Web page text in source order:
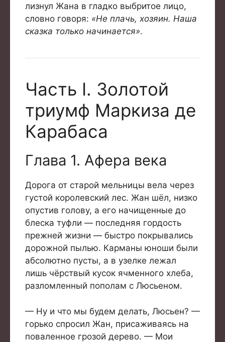
лизнул Жана в гладко выбритое лицо,
словно говоря: «Не плачь, хозяин. Наша
сказка только начинается».
Часть I. Золотой
триумф Маркиза де
Карабаса
Глава 1. Афера века
Дорога от старой мельницы вела через
густой королевский лес. Жан шёл, низко
опустив голову, а его начищенные до
блеска туфли — последняя гордость
прежней жизни — быстро покрывались
дорожной пылью. Карманы юноши были
абсолютно пусты, а в узелке лежал
лишь чёрствый кусок ячменного хлеба,
разломленный пополам с Люсьеном.
— Ну и что мы будем делать, Люсьен? —
горько спросил Жан, присаживаясь на
поваленное грозой дерево. — Мои